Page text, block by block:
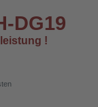
DG19
!